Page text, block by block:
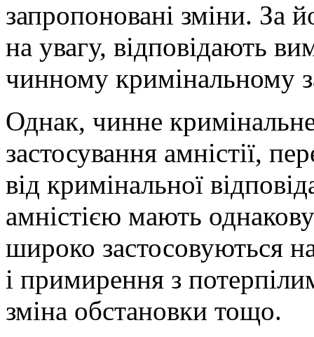
запропоновані зміни. За
на увагу, відповідають
чинному кримінальному
Однак, чинне
застосування амністії,
від кримінальної
амністією мають
широко застосовуються
і примирення з
зміна обстановки тощо.